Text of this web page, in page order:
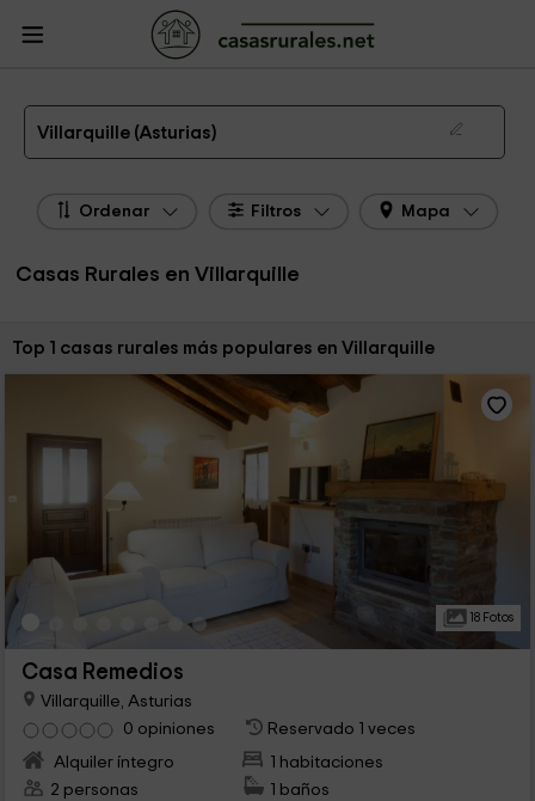
Casas Rurales
Villarquille
Las 1 mejores casas rurales en Villarquille de 2026
Villarquille (Asturias)
Ordenar Filtros Mapa
Casas Rurales en Villarquille
Ordenar por:
Top 1 casas rurales más populares en Villarquille
18 Fotos
Casa Remedios
Villarquille, Asturias
0 opiniones
Reservado 1 veces
Alquiler íntegro
1 habitaciones
2 personas
1 baños